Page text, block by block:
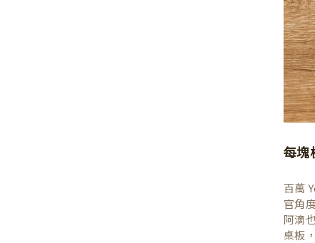
每塊
百萬
官角
阿滴
桌板